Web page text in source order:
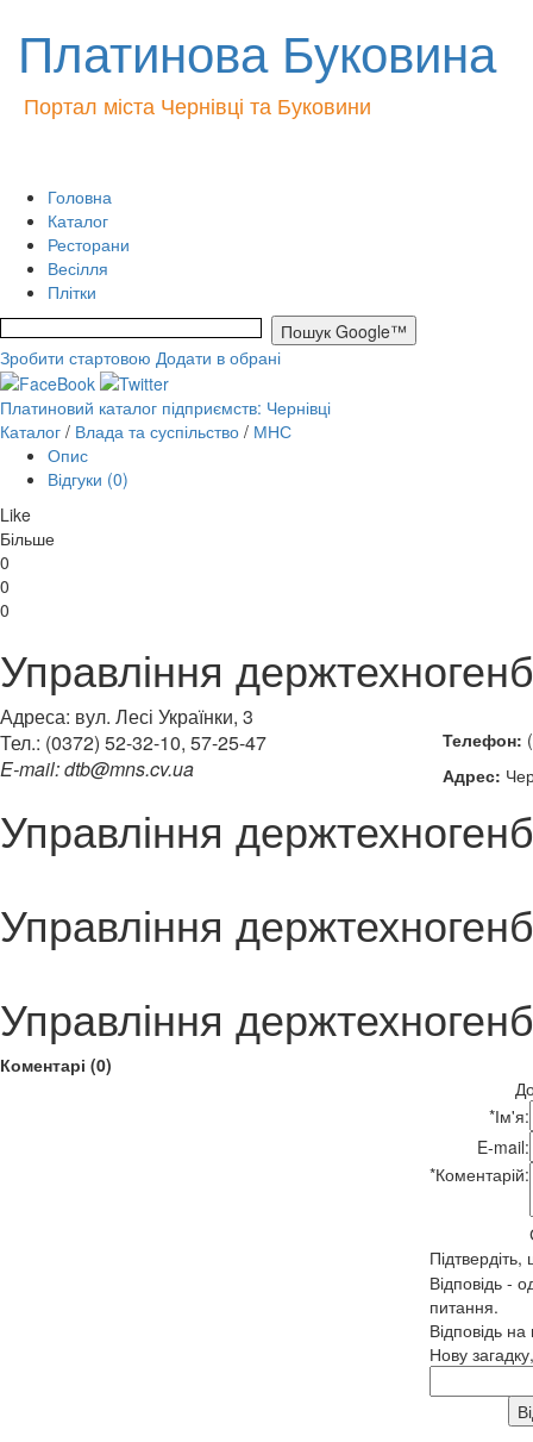
Платинова Буковина
Портал міста Чернівці та Буковини
Головна
Каталог
Ресторани
Весілля
Плітки
Зробити стартовою Додати в обрані
Платиновий каталог підприємств: Чернівці
Каталог / Влада та суспільство / МНС
Опис
Відгуки (0)
Like
Більше
0
0
0
Управління
Телефон:
Адрес:
Адреса: вул. Лесі Українки, 3
Тел.: (0372) 52-32-10, 57-25-47
E-mail: dtb@mns.cv.ua
Управління
Управління
Управління
Коментарі (0)
*Ім'я:
E-mail:
*Коментарій:
Відповідь -
питання.
Відповідь
Нову